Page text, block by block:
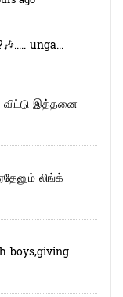
unga...
இத்தனை
லிங்க்
boys,giving